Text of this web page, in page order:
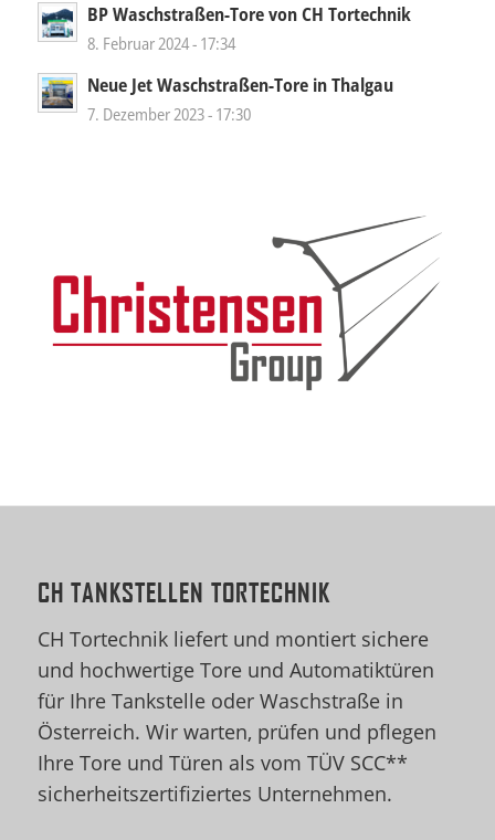
BP Waschstraßen-Tore von CH Tortechnik
8. Februar 2024 - 17:34
Neue Jet Waschstraßen-Tore in Thalgau
7. Dezember 2023 - 17:30
CH TANKSTELLEN TORTECHNIK
CH Tortechnik liefert und montiert sichere
und hochwertige Tore und Automatiktüren
für Ihre Tankstelle oder Waschstraße in
Österreich. Wir warten, prüfen und pflegen
Ihre Tore und Türen als vom TÜV SCC**
sicherheitszertifiziertes Unternehmen.